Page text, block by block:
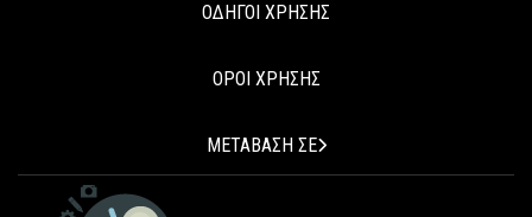
ΟΔΗΓΟΙ ΧΡΗΣΗΣ
ΟΡΟΙ ΧΡΗΣΗΣ
ΜΕΤΑΒΑΣΗ ΣΕ